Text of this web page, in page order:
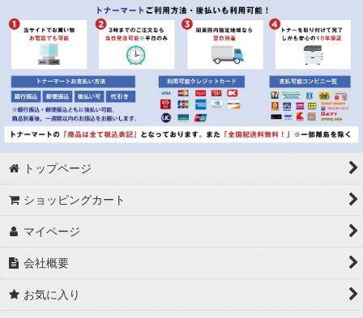
絞り込む
トップページ
ショッピングカート
マイページ
会社概要
お気に入り